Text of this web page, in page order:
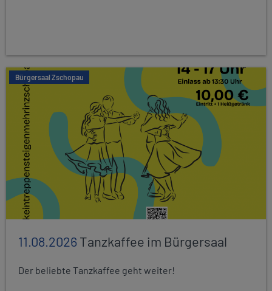
Bürgersaal Zschopau
11.08.2026Tanzkaffee im Bürgersaal
Der beliebte Tanzkaffee geht weiter!